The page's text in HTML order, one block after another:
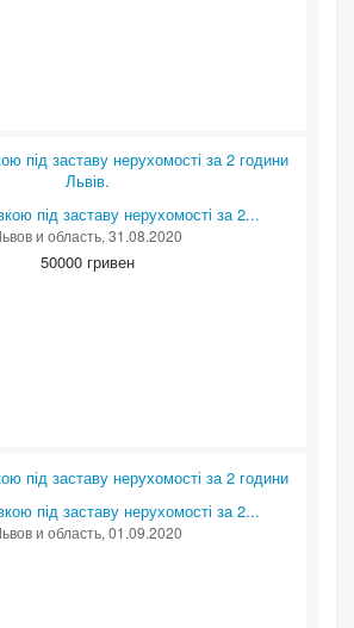
під заставу нерухомості за 2...
и область, 31.08.2020
50000 гривен
під заставу нерухомості за 2...
и область, 01.09.2020